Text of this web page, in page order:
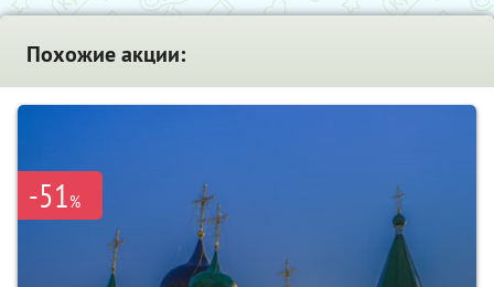
Похожие акции:
-51%